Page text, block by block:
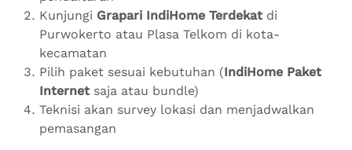
Kunjungi Grapari IndiHome Terdekat di
Purwokerto atau Plasa Telkom di kota-
kecamatan
Pilih paket sesuai kebutuhan (IndiHome Paket
Internet saja atau bundle)
Teknisi akan survey lokasi dan menjadwalkan
pemasangan